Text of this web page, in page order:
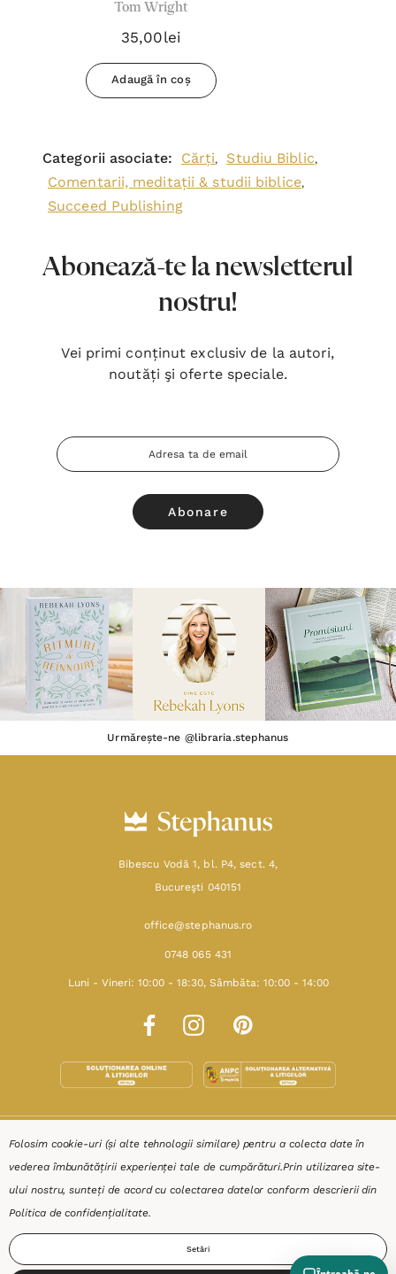
Tom Wright
35,00lei
Adaugă în coș
Categorii asociate: Cărți, Studiu Biblic,
Comentarii, meditații & studii biblice,
Succeed Publishing
Abonează-te la newsletterul
nostru!
Vei primi conținut exclusiv de la autori,
noutăți şi oferte speciale.
Adresa
Email
Urmărește-ne @libraria.stephanus
Bibescu Vodă 1, bl. P4, sect. 4,
Bucureşti 040151
office@stephanus.ro
0748 065 431
Luni - Vineri: 10:00 - 18:30, Sâmbăta: 10:00 - 14:00
SHOP
RESURSE
AJUTOR
Folosim cookie-uri (și alte tehnologii similare) pentru a colecta date în
vederea îmbunătățirii experienței tale de cumpărături.Prin utilizarea site-
ului nostru, sunteți de acord cu colectarea datelor conform descrierii din
Politica de confidențialitate.
Setări